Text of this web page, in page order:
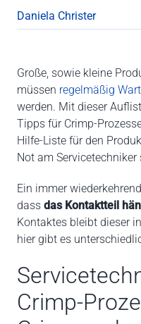
Daniela Christer
Große, sowie kleine
müssen regelmäßig
werden. Mit dieser
Tipps für Crimp-
Hilfe-Liste für den
Not am Servicetechniker
Ein immer
dass das Kontaktteil
Kontaktes bleibt dieser
hier gibt es
Crimp-